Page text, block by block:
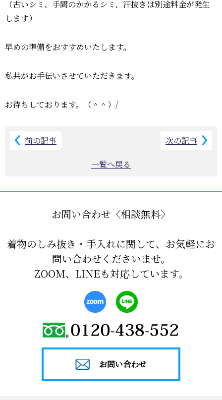
（古いシミ、手間のかかるシミ、汗抜きは別途料金が発生
します）
早めの準備をおすすめいたします。
私共がお手伝いさせていただきます。
お待ちしております。（＾＾）/
前の記事 次の記事
一覧へ戻る
お問い合わせ〈相談無料〉
着物のしみ抜き・手入れに関して、お気軽にお
問い合わせくださいませ。
ZOOM、LINEも対応しています。
お問い合わせ